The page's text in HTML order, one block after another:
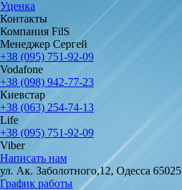
Уценка
Контакты
Компания FilS
Менеджер Сергей
+38 (095) 751-92-09
Vodafone
+38 (098) 942-77-23
Киевстар
+38 (063) 254-74-13
Life
+38 (095) 751-92-09
Viber
Написать нам
ул. Ак. Заболотного,12, Одесса 65025
График работы